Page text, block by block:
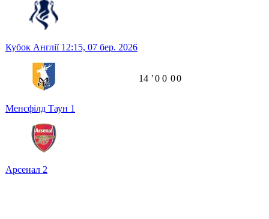
Кубок Англії 12:15, 07 бер. 2026
Менсфілд Таун 1
Арсенал 2
14 ʼ0 0 00